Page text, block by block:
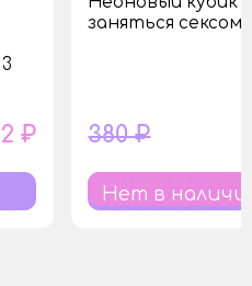
₽
заняться сексом?
380 ₽
Нет в